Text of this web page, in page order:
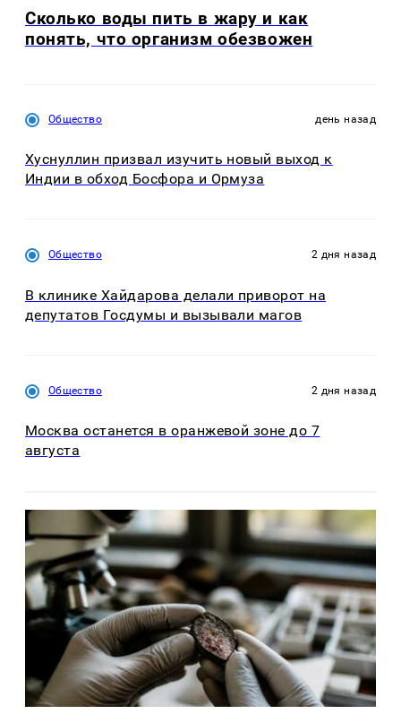
Сколько воды пить в жару и как
понять, что организм обезвожен
Общество день назад
Хуснуллин призвал изучить новый выход к
Индии в обход Босфора и Ормуза
Общество 2 дня назад
В клинике Хайдарова делали приворот на
депутатов Госдумы и вызывали магов
Общество 2 дня назад
Москва останется в оранжевой зоне до 7
августа